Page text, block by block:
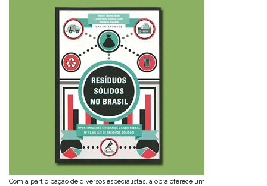
Com a participação de diversos especialistas, a obra oferece um